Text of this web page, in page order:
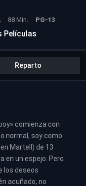
88 Min. PG-13
Películas
Reparto
comienza con
normal, soy como
Martell) de 13
en un espejo. Pero
los deseos
acuñado, no